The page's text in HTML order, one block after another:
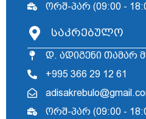
ორშ-პარ (09:00 -
საკრებულო
დ. ადიგენი თამარ
+995 366 29 12 61
ორშ-პარ (09:00 -